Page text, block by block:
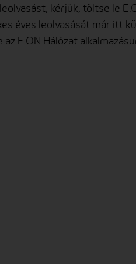
kérjük, töltse le
éves leolvasását már itt
E.ON Hálózat